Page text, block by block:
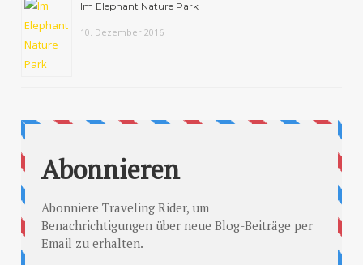
Im Elephant Nature Park
10. Dezember 2016